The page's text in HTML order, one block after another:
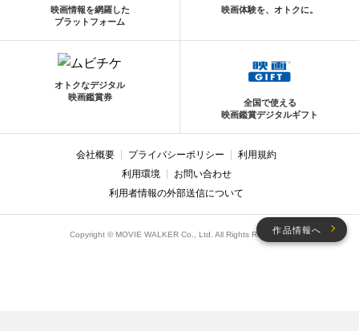
作品情報へ
映画情報を網羅した
プラットフォーム
映画体験を、オトクに。
オトクなデジタル
映画鑑賞券
全国で使える
映画鑑賞デジタルギフト
会社概要 プライバシーポリシー
利用規約
利用環境
お問い合わせ
利用者情報の外部送信について
Copyright © MOVIE WALKER Co., Ltd. All Rights Reserved.